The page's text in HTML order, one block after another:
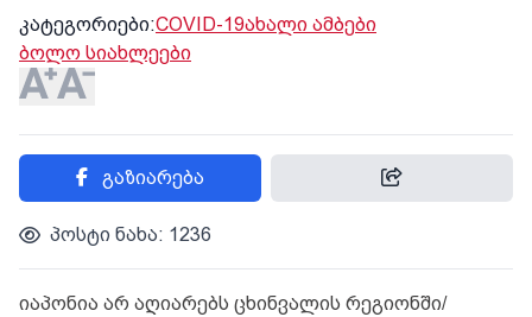
კატეგორიები:COVID-19ახალი ამბები
ბოლო სიახლეები
გაზიარება
პოსტი ნახა: 1236
იაპონია არ აღიარებს ცხინვალის რეგიონში/